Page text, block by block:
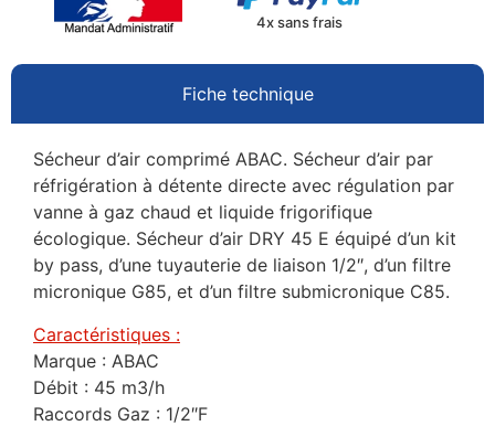
4x sans frais
Fiche technique
Sécheur d’air comprimé ABAC. Sécheur d’air par
réfrigération à détente directe avec régulation par
vanne à gaz chaud et liquide frigorifique
écologique. Sécheur d’air DRY 45 E équipé d’un kit
by pass, d’une tuyauterie de liaison 1/2″, d’un filtre
micronique G85, et d’un filtre submicronique C85.
Caractéristiques :
Marque : ABAC
Débit : 45 m3/h
Raccords Gaz : 1/2″F